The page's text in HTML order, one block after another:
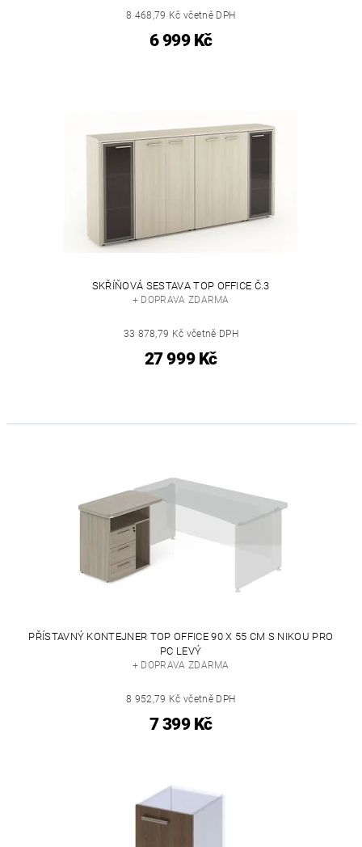
8 468,79 Kč včetně DPH
6 999 Kč
SKŘÍŇOVÁ SESTAVA TOP OFFICE Č.3
+ DOPRAVA ZDARMA
33 878,79 Kč včetně DPH
27 999 Kč
PŘÍSTAVNÝ KONTEJNER TOP OFFICE 90 X 55 CM S NIKOU PRO
PC LEVÝ
+ DOPRAVA ZDARMA
8 952,79 Kč včetně DPH
7 399 Kč